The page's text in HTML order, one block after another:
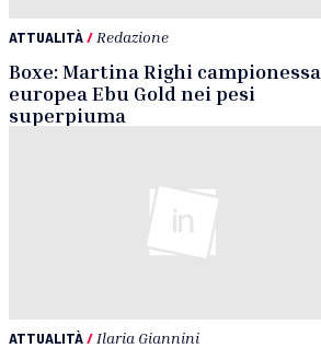
ATTUALITÀ/ Redazione
Boxe: Martina Righi campionessa
europea Ebu Gold nei pesi
superpiuma
ATTUALITÀ/ Ilaria Giannini